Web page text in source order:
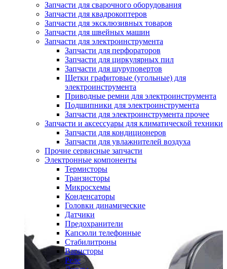
Запчасти для сварочного оборудования
Запчасти для квадрокоптеров
Запчасти для эксклюзивных товаров
Запчасти для швейных машин
Запчасти для электроинструмента
Запчасти для перфораторов
Запчасти для циркулярных пил
Запчасти для шуруповертов
Щетки графитовые (угольные) для
электроинструмента
Приводные ремни для электроинструмента
Подшипники для электроинструмента
Запчасти для электроинструмента прочее
Запчасти и аксессуары для климатической техники
Запчасти для кондиционеров
Запчасти для увлажнителей воздуха
Прочие сервисные запчасти
Электронные компоненты
Термисторы
Транзисторы
Микросхемы
Конденсаторы
Головки динамические
Датчики
Предохранители
Капсюли телефонные
Стабилитроны
Варисторы
Реле